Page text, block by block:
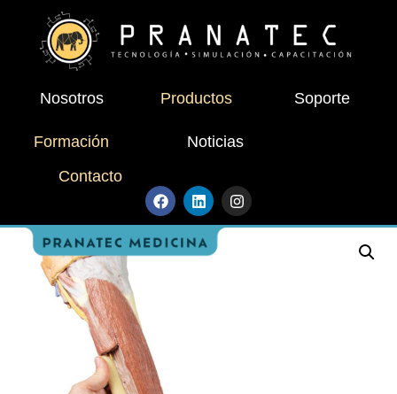
Nosotros Productos Soporte
Formación
Noticias
Contacto